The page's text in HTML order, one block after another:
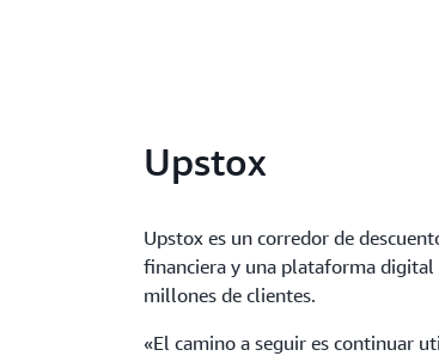
Upstox
Upstox es un corredor de
financiera y una plataforma digital
millones de clientes.
«El camino a seguir es continuar